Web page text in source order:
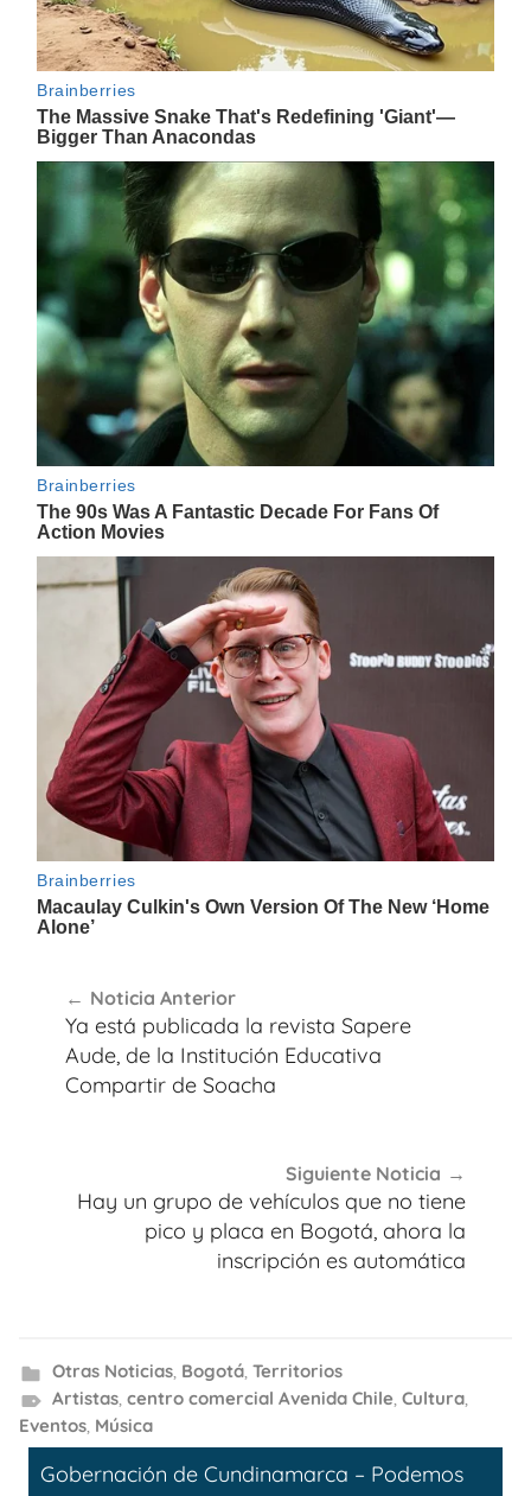
de
entradas
Noticia Anterior
Ya está publicada la revista Sapere
Aude, de la Institución Educativa
Compartir de Soacha
Siguiente Noticia
Hay un grupo de vehículos que no tiene
pico y placa en Bogotá, ahora la
inscripción es automática
Otras Noticias, Bogotá, Territorios
Artistas, centro comercial Avenida Chile, Cultura,
Eventos, Música
Gobernación de Cundinamarca – Podemos